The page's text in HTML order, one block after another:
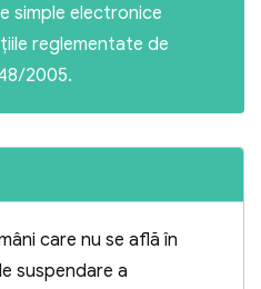
simple electronice
reglementate de
2005.
care nu se află în
suspendare a